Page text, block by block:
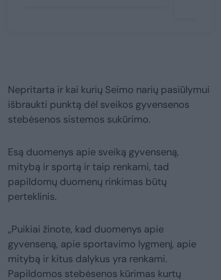
Nepritarta ir kai kurių Seimo narių pasiūlymui
išbraukti punktą dėl sveikos gyvensenos
stebėsenos sistemos sukūrimo.
Esą duomenys apie sveiką gyvenseną,
mitybą ir sportą ir taip renkami, tad
papildomų duomenų rinkimas būtų
perteklinis.
„Puikiai žinote, kad duomenys apie
gyvenseną, apie sportavimo lygmenį, apie
mitybą ir kitus dalykus yra renkami.
Papildomos stebėsenos kūrimas kurtų